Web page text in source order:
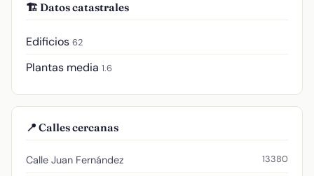
🏗️ Datos catastrales
Edificios 62
Plantas media 1.6
📍 Calles cercanas
Calle Juan Fernández 13380